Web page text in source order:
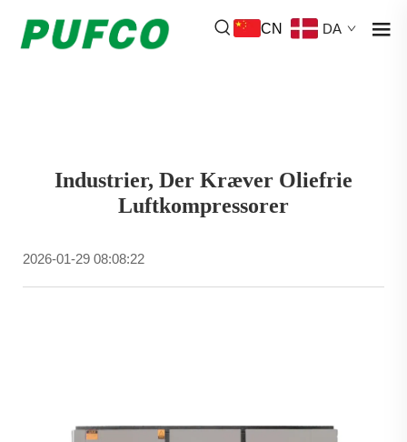
CN DA
Industrier, Der Kræver Oliefrie
Luftkompressorer
2026-01-29 08:08:22